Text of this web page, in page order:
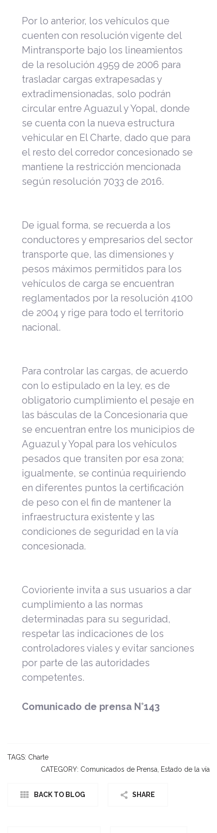
Por lo anterior, los vehículos que
cuenten con resolución vigente del
Mintransporte bajo los lineamientos
de la resolución 4959 de 2006 para
trasladar cargas extrapesadas y
extradimensionadas, solo podrán
circular entre Aguazul y Yopal, donde
se cuenta con la nueva estructura
vehicular en El Charte, dado que para
el resto del corredor concesionado se
mantiene la restricción mencionada
según resolución 7033 de 2016.
De igual forma, se recuerda a los
conductores y empresarios del sector
transporte que, las dimensiones y
pesos máximos permitidos para los
vehículos de carga se encuentran
reglamentados por la resolución 4100
de 2004 y rige para todo el territorio
nacional.
Para controlar las cargas, de acuerdo
con lo estipulado en la ley, es de
obligatorio cumplimiento el pesaje en
las básculas de la Concesionaria que
se encuentran entre los municipios de
Aguazul y Yopal para los vehículos
pesados que transiten por esa zona;
igualmente, se continúa requiriendo
en diferentes puntos la certificación
de peso con el fin de mantener la
infraestructura existente y las
condiciones de seguridad en la vía
concesionada.
Covioriente invita a sus usuarios a dar
cumplimiento a las normas
determinadas para su seguridad,
respetar las indicaciones de los
controladores viales y evitar sanciones
por parte de las autoridades
competentes.
Comunicado de prensa N°143
TAGS: Charte
CATEGORY: Comunicados de Prensa Estado de la vía
BACK TO BLOG SHARE